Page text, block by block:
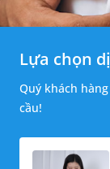
Lựa chọn
Quý khách
cầu!